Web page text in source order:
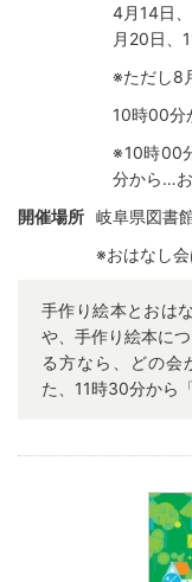
4月14日
月20日、
※ただし8
10時00分
※10時00
分から…お
開催場所 岐阜県図書
※おはなし会
手作り絵本とおは
や、手作り絵本に
る方なら、どの会
た、11時30分から